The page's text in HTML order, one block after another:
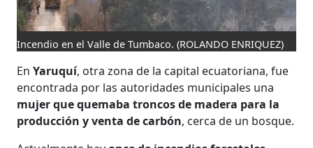
Incendio en el Valle de Tumbaco.(ROLANDO ENRIQUEZ)
EnYaruquí, otra zona de la capital ecuatoriana, fue
encontrada por las autoridades municipales una
mujer que quemaba troncos de madera para la
producción y venta de carbón, cerca de un bosque.